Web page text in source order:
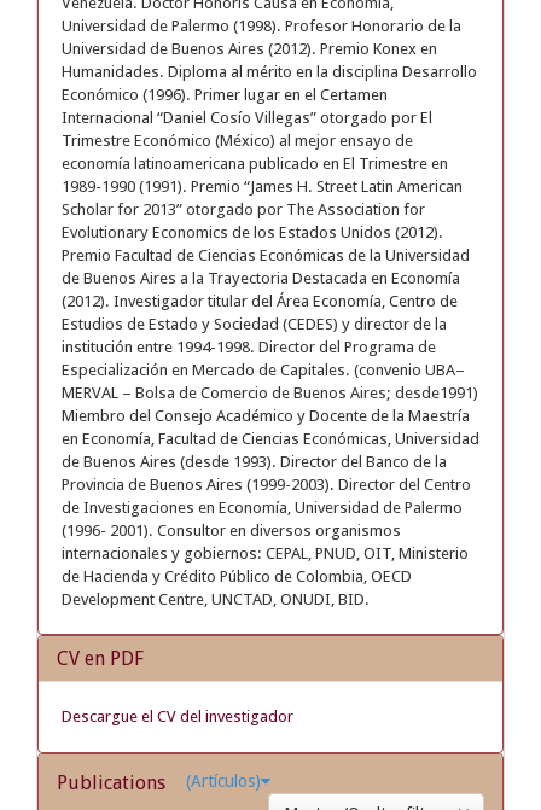
Universidad de Palermo (1998). Profesor Honorario de la
Universidad de Buenos Aires (2012). Premio Konex en
Humanidades. Diploma al mérito en la disciplina Desarrollo
Económico (1996). Primer lugar en el Certamen
Internacional “Daniel Cosío Villegas” otorgado por El
Trimestre Económico (México) al mejor ensayo de
economía latinoamericana publicado en El Trimestre en
1989-1990 (1991). Premio “James H. Street Latin American
Scholar for 2013” otorgado por The Association for
Evolutionary Economics de los Estados Unidos (2012).
Premio Facultad de Ciencias Económicas de la Universidad
de Buenos Aires a la Trayectoria Destacada en Economía
(2012). Investigador titular del Área Economía, Centro de
Estudios de Estado y Sociedad (CEDES) y director de la
institución entre 1994-1998. Director del Programa de
Especialización en Mercado de Capitales. (convenio UBA–
MERVAL – Bolsa de Comercio de Buenos Aires; desde1991)
Miembro del Consejo Académico y Docente de la Maestría
en Economía, Facultad de Ciencias Económicas, Universidad
de Buenos Aires (desde 1993). Director del Banco de la
Provincia de Buenos Aires (1999-2003). Director del Centro
de Investigaciones en Economía, Universidad de Palermo
(1996- 2001). Consultor en diversos organismos
internacionales y gobiernos: CEPAL, PNUD, OIT, Ministerio
de Hacienda y Crédito Público de Colombia, OECD
Development Centre, UNCTAD, ONUDI, BID.
CV en PDF
Descargue el CV del investigador
Publications
(Artículos)